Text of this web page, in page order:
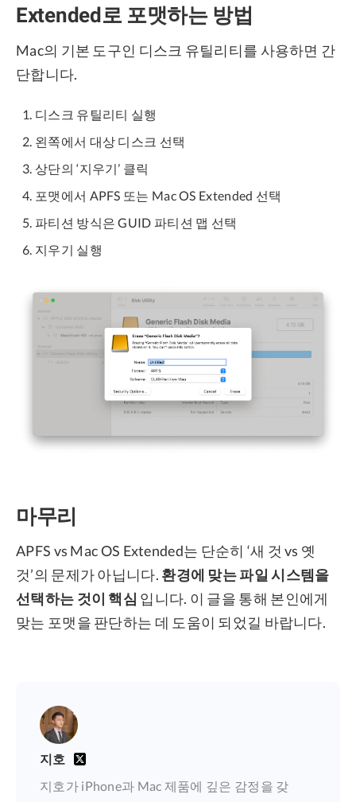
Extended로 포맷하는 방법
Mac의 기본 도구인 디스크 유틸리티를 사용하면 간
단합니다.
디스크 유틸리티 실행
왼쪽에서 대상 디스크 선택
상단의 ‘지우기’ 클릭
포맷에서 APFS 또는 Mac OS Extended 선택
파티션 방식은 GUID 파티션 맵 선택
지우기 실행
마무리
APFS vs Mac OS Extended는 단순히 ‘새 것 vs 옛
것’의 문제가 아닙니다. 환경에 맞는 파일 시스템을
선택하는 것이 핵심 입니다. 이 글을 통해 본인에게
맞는 포맷을 판단하는 데 도움이 되었길 바랍니다.
지호
지호가 iPhone과 Mac 제품에 깊은 감정을 갖